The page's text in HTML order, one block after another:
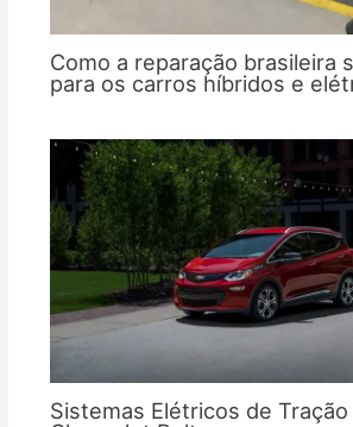
Como a reparação brasileira
para os carros híbridos e
Sistemas Elétricos de Tração